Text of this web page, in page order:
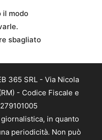
il modo
sbagliato
365 SRL - Via Nicola
- Codice Fiscale e
in quanto
periodicità. Non può